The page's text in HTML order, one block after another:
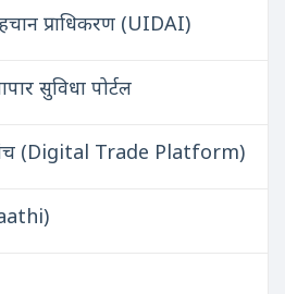
प्राधिकरण (UIDAI)
सुविधा पोर्टल
मंच (Digital Trade Platform)